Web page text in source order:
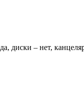
диски – нет,